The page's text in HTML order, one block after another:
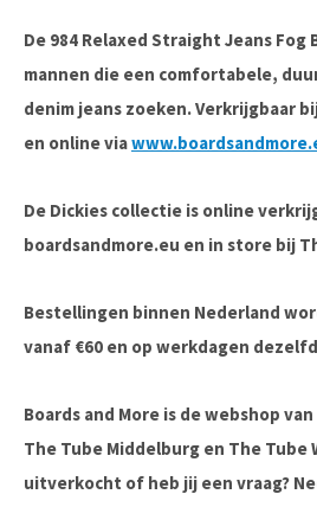
De 984 Relaxed Straight Jeans Fog
mannen die een comfortabele,
denim jeans zoeken. Verkrijgbaar
en online via
De Dickies collectie is online
boardsandmore.eu en in store bij
Bestellingen binnen Nederland
vanaf €60 en op werkdagen
Boards and More is de webshop
The Tube Middelburg en The Tube
uitverkocht of heb jij een vraag?